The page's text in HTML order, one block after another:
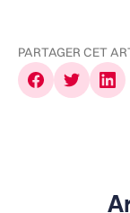
PARTAGER CET